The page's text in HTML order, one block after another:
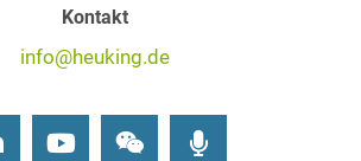
Kontakt
info@heuking.de